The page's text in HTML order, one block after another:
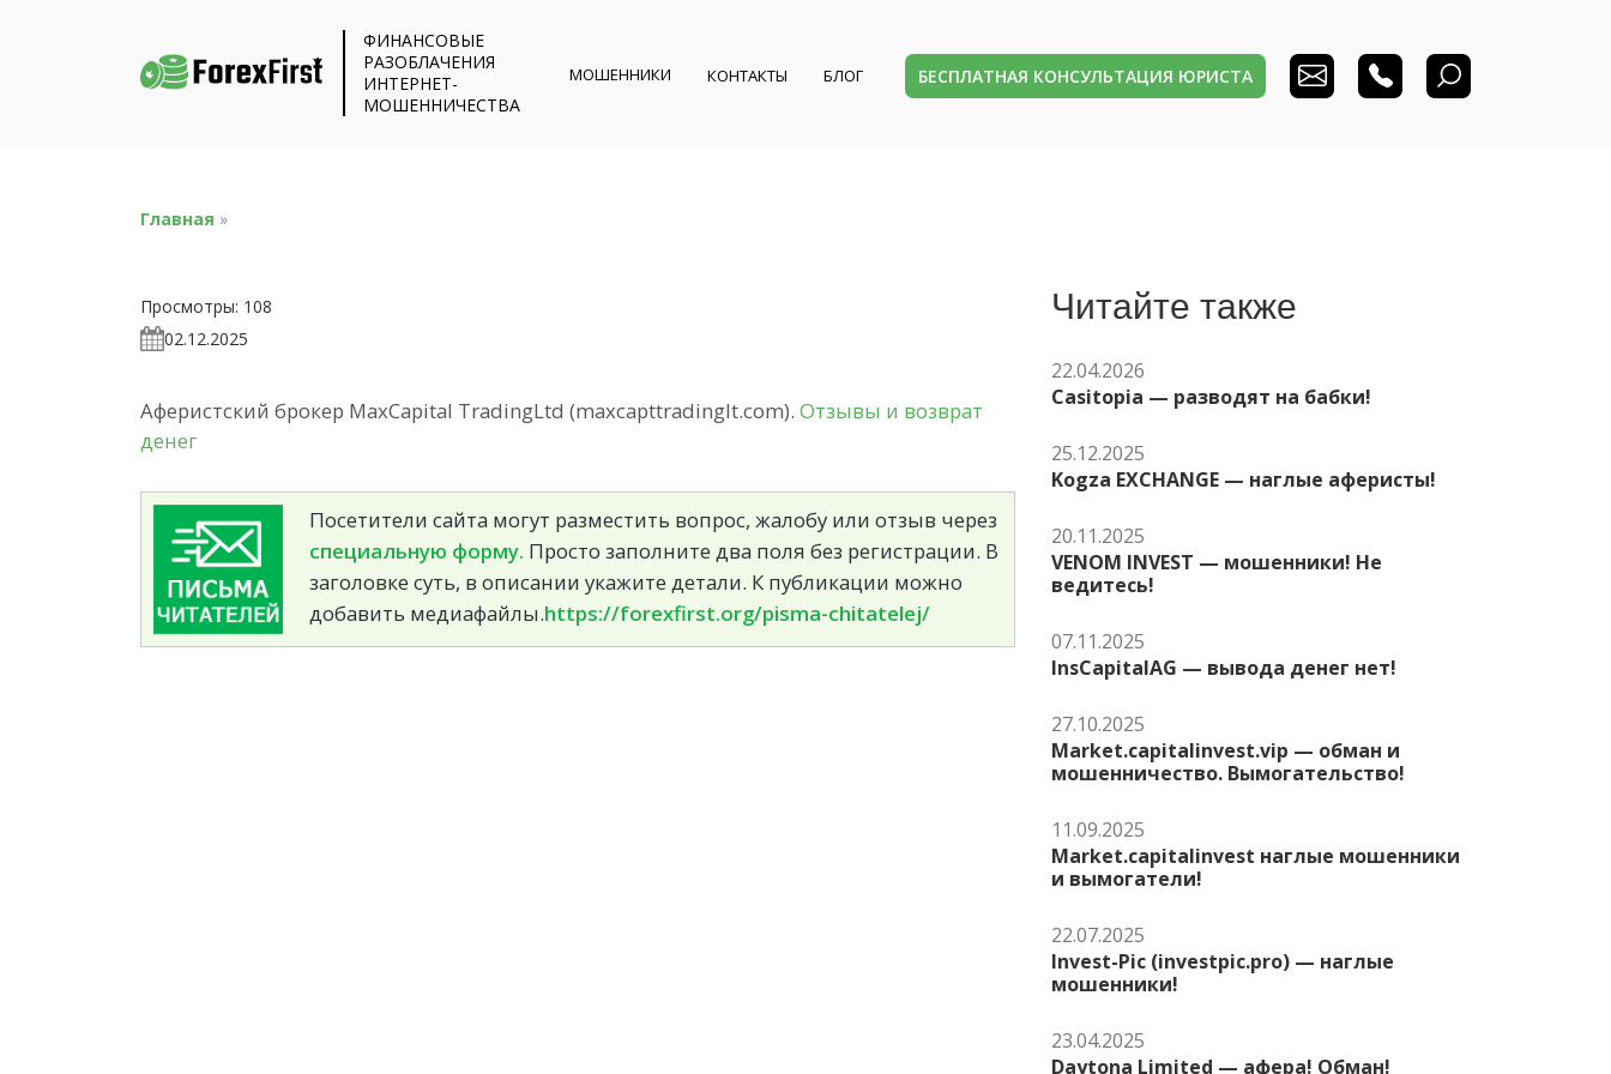
ФИНАНСОВЫЕ
РАЗОБЛАЧЕНИЯ
ИНТЕРНЕТ-
МОШЕННИЧЕСТВА
МОШЕННИКИ КОНТАКТЫ БЛОГ БЕСПЛАТНАЯ КОНСУЛЬТАЦИЯ ЮРИСТА
Главная »
Просмотры: 108
02.12.2025
Аферистский брокер MaxCapital TradingLtd (maxcapttradinglt.com). Отзывы и возврат
денег
Посетители сайта могут разместить вопрос, жалобу или отзыв через
специальную форму. Просто заполните два поля без регистрации. В
заголовке суть, в описании укажите детали. К публикации можно
добавить медиафайлы.https://forexfirst.org/pisma-chitatelej/
Читайте также
22.04.2026
Casitopia — разводят на бабки!
25.12.2025
Kogza EXCHANGE — наглые аферисты!
20.11.2025
VENOM INVEST — мошенники! Не
ведитесь!
07.11.2025
InsCapitalAG — вывода денег нет!
27.10.2025
Market.capitalinvest.vip — обман и
мошенничество. Вымогательство!
11.09.2025
Market.capitalinvest наглые мошенники
и вымогатели!
22.07.2025
Invest-Pic (investpic.pro) — наглые
мошенники!
23.04.2025
Daytona Limited — афера! Обман!